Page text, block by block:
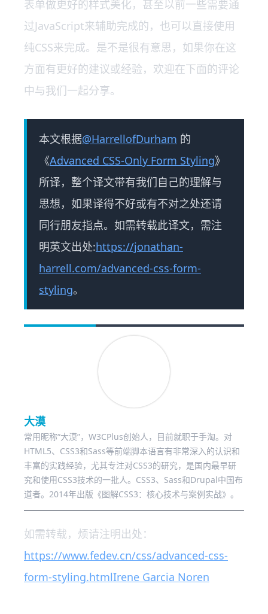
表单做更好的样式美化，甚至以前一些需要通
过JavaScript来辅助完成的，也可以直接使用
纯CSS来完成。是不是很有意思，如果你在这
方面有更好的建议或经验，欢迎在下面的评论
中与我们一起分享。
本文根据@HarrellofDurham 的
《Advanced CSS-Only Form Styling》
所译，整个译文带有我们自己的理解与
思想，如果译得不好或有不对之处还请
同行朋友指点。如需转载此译文，需注
明英文出处:https://jonathan-
harrell.com/advanced-css-form-
styling。
大漠
常用昵称“大漠”，W3CPlus创始人，目前就职于手淘。对
HTML5、CSS3和Sass等前端脚本语言有非常深入的认识和
丰富的实践经验，尤其专注对CSS3的研究，是国内最早研
究和使用CSS3技术的一批人。CSS3、Sass和Drupal中国布
道者。2014年出版《图解CSS3：核心技术与案例实战》。
如需转载，烦请注明出处：
https://www.fedev.cn/css/advanced-css-
form-styling.htmlIrene Garcia Noren